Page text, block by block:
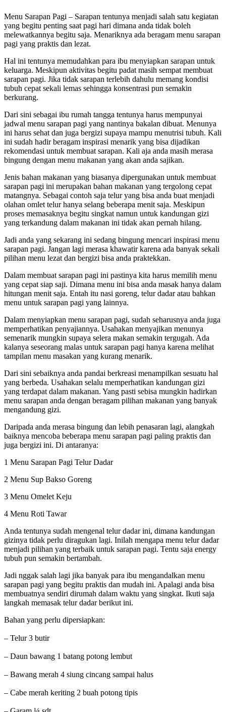
Menu Sarapan Pagi – Sarapan tentunya menjadi salah satu kegiatan
yang begitu penting saat pagi hari dimana anda tidak boleh
melewatkannya begitu saja. Menariknya ada beragam menu sarapan
pagi yang praktis dan lezat.
Hal ini tentunya memudahkan para ibu menyiapkan sarapan untuk
keluarga. Meskipun aktivitas begitu padat masih sempat membuat
sarapan pagi. Jika tidak sarapan terlebih dahulu memang kondisi
tubuh cepat sekali lemas sehingga konsentrasi pun semakin
berkurang.
Dari sini sebagai ibu rumah tangga tentunya harus mempunyai
jadwal menu sarapan pagi yang nantinya bakalan dibuat. Menunya
ini harus sehat dan juga bergizi supaya mampu menutrisi tubuh. Kali
ini sudah hadir beragam inspirasi menarik yang bisa dijadikan
rekomendasi untuk membuat sarapan. Kali aja anda masih merasa
bingung dengan menu makanan yang akan anda sajikan.
Jenis bahan makanan yang biasanya dipergunakan untuk membuat
sarapan pagi ini merupakan bahan makanan yang tergolong cepat
matangnya. Sebagai contoh saja telur yang bisa anda buat menjadi
olahan omlet telur hanya selang beberapa menit saja. Meskipun
proses memasaknya begitu singkat namun untuk kandungan gizi
yang terkandung dalam makanan ini tidak akan pernah hilang.
Jadi anda yang sekarang ini sedang bingung mencari inspirasi menu
sarapan pagi. Jangan lagi merasa khawatir karena ada banyak sekali
pilihan menu lezat dan bergizi bisa anda praktekkan.
Dalam membuat sarapan pagi ini pastinya kita harus memilih menu
yang cepat siap saji. Dimana menu ini bisa anda masak hanya dalam
hitungan menit saja. Entah itu nasi goreng, telur dadar atau bahkan
menu untuk sarapan pagi yang lainnya.
Dalam menyiapkan menu sarapan pagi, sudah seharusnya anda juga
memperhatikan penyajiannya. Usahakan menyajikan menunya
semenarik mungkin supaya selera makan semakin tergugah. Ada
kalanya seseorang malas untuk sarapan pagi hanya karena melihat
tampilan menu masakan yang kurang menarik.
Dari sini sebaiknya anda pandai berkreasi menampilkan sesuatu hal
yang berbeda. Usahakan selalu memperhatikan kandungan gizi
yang terdapat dalam makanan. Yang pasti sebisa mungkin hadirkan
menu sarapan anda dengan beragam pilihan makanan yang banyak
mengandung gizi.
Daripada anda merasa bingung dan lebih penasaran lagi, alangkah
baiknya mencoba beberapa menu sarapan pagi paling praktis dan
juga bergizi ini. Di antaranya:
1 Menu Sarapan Pagi Telur Dadar
2 Menu Sup Bakso Goreng
3 Menu Omelet Keju
4 Menu Roti Tawar
Anda tentunya sudah mengenal telur dadar ini, dimana kandungan
gizinya tidak perlu diragukan lagi. Inilah mengapa menu telur dadar
menjadi pilihan yang terbaik untuk sarapan pagi. Tentu saja energy
tubuh pun semakin bertambah.
Jadi nggak salah lagi jika banyak para ibu mengandalkan menu
sarapan pagi yang begitu praktis dan mudah ini. Apalagi anda bisa
membuatnya sendiri dirumah dalam waktu yang singkat. Ikuti saja
langkah memasak telur dadar berikut ini.
Bahan yang perlu dipersiapkan:
– Telur 3 butir
– Daun bawang 1 batang potong lembut
– Bawang merah 4 siung cincang sampai halus
– Cabe merah keriting 2 buah potong tipis